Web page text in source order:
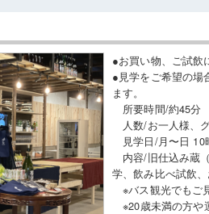
●お買い物、ご試飲
●見学をご希望の場
ます。
所要時間/約45分
人数/お一人様、
見学日/月〜日 10
内容/旧仕込み蔵
学、飲み比べ試飲
※バス観光でもご
※20歳未満の方や